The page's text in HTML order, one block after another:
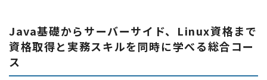
Java基礎からサーバーサイド、Linux資格まで
資格取得と実務スキルを同時に学べる総合コー
ス